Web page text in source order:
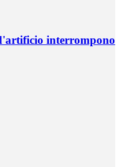
interrompono